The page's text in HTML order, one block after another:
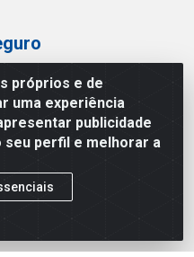
próprios e de
uma experiência
publicidade
perfil e melhorar a
0546
- São Paulo/SP